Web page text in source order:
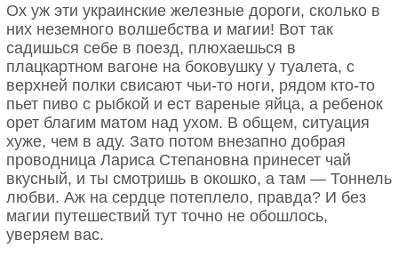
Ох уж эти украинские железные дороги, сколько в
них неземного волшебства и магии! Вот так
садишься себе в поезд, плюхаешься в
плацкартном вагоне на боковушку у туалета, с
верхней полки свисают чьи-то ноги, рядом кто-то
пьет пиво с рыбкой и ест вареные яйца, а ребенок
орет благим матом над ухом. В общем, ситуация
хуже, чем в аду. Зато потом внезапно добрая
проводница Лариса Степановна принесет чай
вкусный, и ты смотришь в окошко, а там — Тоннель
любви. Аж на сердце потеплело, правда? И без
магии путешествий тут точно не обошлось,
уверяем вас.